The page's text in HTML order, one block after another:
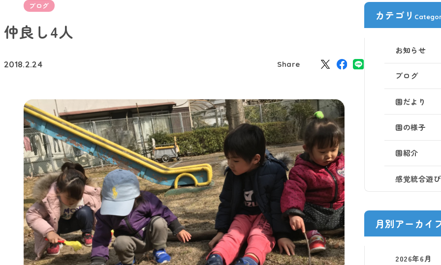
ブログ
仲良し4人
2018.2.24 Share
カテゴリ
お知らせ
ブログ
園だより
園の様子
園紹介
感覚統合遊び
月別アーカイ
2026年6月